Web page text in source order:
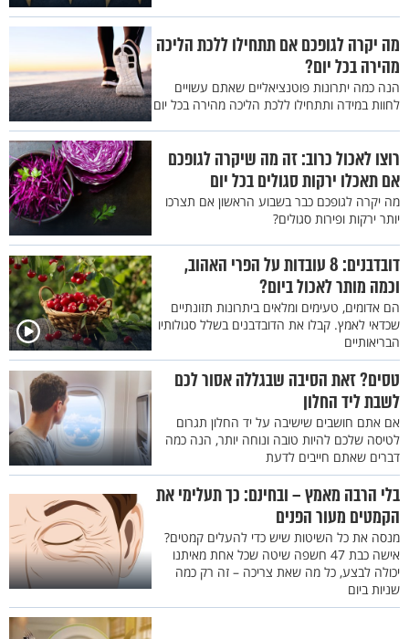
מה יקרה לגופכם אם תתחילו ללכת הליכה
מהירה בכל יום?
הנה כמה יתרונות פוטנציאליים שאתם עשויים
לחוות במידה ותתחילו ללכת הליכה מהירה בכל יום
רוצו לאכול כרוב: זה מה שיקרה לגופכם
אם תאכלו ירקות סגולים בכל יום
מה יקרה לגופכם כבר בשבוע הראשון אם תצרכו
יותר ירקות ופירות סגולים?
דובדבנים: 8 עובדות על הפרי האהוב,
וכמה מותר לאכול ביום?
הם אדומים, טעימים ומלאים ביתרונות תזונתיים
שכדאי לאמץ. קבלו את הדובדבנים בשלל סגולותיו
הבריאותיים
טסים? זאת הסיבה שבגללה אסור לכם
לשבת ליד החלון
אם אתם חושבים שישיבה על יד החלון תגרום
לטיסה שלכם להיות טובה ונוחה יותר, הנה כמה
דברים שאתם חייבים לדעת
בלי הרבה מאמץ – ובחינם: כך תעלימי את
הקמטים מעור הפנים
מנסה את כל השיטות שיש כדי להעלים קמטים?
אישה כבת 47 חשפה שיטה שכל אחת מאיתנו
יכולה לבצע, כל מה שאת צריכה – זה רק כמה
שניות ביום